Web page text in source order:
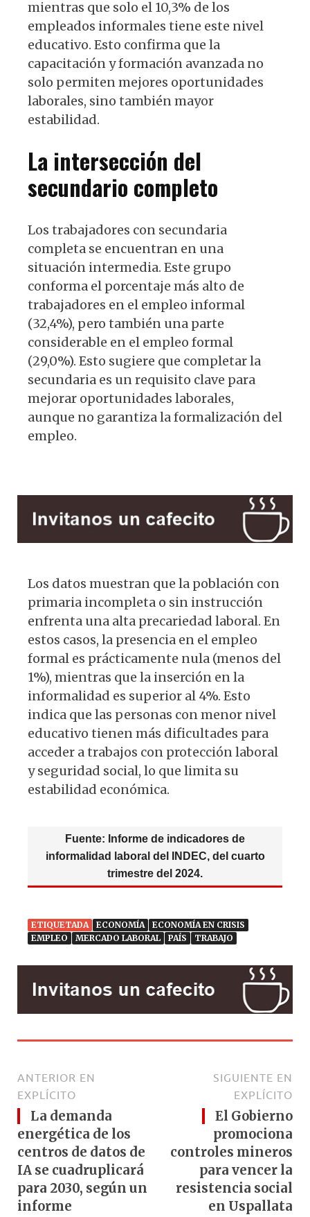
mientras que solo el 10,3% de los
empleados informales tiene este nivel
educativo. Esto confirma que la
capacitación y formación avanzada no
solo permiten mejores oportunidades
laborales, sino también mayor
estabilidad.
La intersección del
secundario completo
Los trabajadores con secundaria
completa se encuentran en una
situación intermedia. Este grupo
conforma el porcentaje más alto de
trabajadores en el empleo informal
(32,4%), pero también una parte
considerable en el empleo formal
(29,0%). Esto sugiere que completar la
secundaria es un requisito clave para
mejorar oportunidades laborales,
aunque no garantiza la formalización del
empleo.
Los datos muestran que la población con
primaria incompleta o sin instrucción
enfrenta una alta precariedad laboral. En
estos casos, la presencia en el empleo
formal es prácticamente nula (menos del
1%), mientras que la inserción en la
informalidad es superior al 4%. Esto
indica que las personas con menor nivel
educativo tienen más dificultades para
acceder a trabajos con protección laboral
y seguridad social, lo que limita su
estabilidad económica.
Fuente: Informe de indicadores de
informalidad laboral del INDEC, del cuarto
trimestre del 2024.
ETIQUETADA ECONOMÍA
ECONOMÍA EN CRISIS
EMPLEO
MERCADO LABORAL PAÍS TRABAJO
ANTERIOR EN
EXPLÍCITO
La demanda
energética de los
centros de datos de
IA se cuadruplicará
para 2030, según un
informe
SIGUIENTE EN
EXPLÍCITO
El Gobierno
promociona
controles mineros
para vencer la
resistencia social
en Uspallata